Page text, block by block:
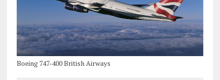
Boeing 747-400 British Airways